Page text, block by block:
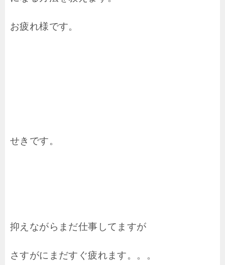
お疲れ様です。
せきです。
抑えながらまだ仕事してますが
さすがにまだすぐ疲れます。。。